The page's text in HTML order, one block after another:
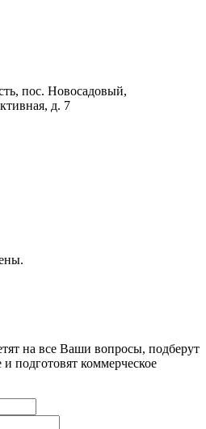
пос. Новосадовый,
д. 7
на все Ваши вопросы, подберут
подготовят коммерческое